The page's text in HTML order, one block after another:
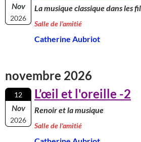
Nov
2026
La musique classique dans les
Salle de l'amitié
Catherine Aubriot
novembre 2026
12
Nov
2026
L’œil et l'oreille -2
Renoir et la musique
Salle de l'amitié